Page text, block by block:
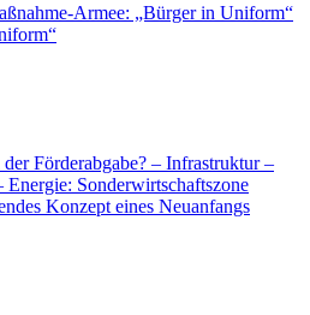
Armee: „Bürger in Uniform“
Förderabgabe? – Infrastruktur –
Sonderwirtschaftszone
Konzept eines Neuanfangs